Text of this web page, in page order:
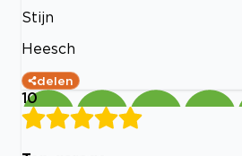
Stijn
Heesch
delen
10